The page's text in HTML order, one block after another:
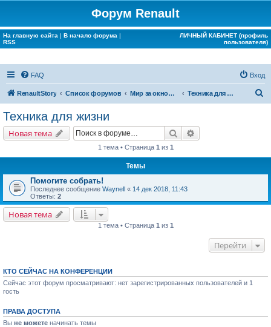
Форум Renault
На главную сайта | В начало форума |
RSS
ЛИЧНЫЙ КАБИНЕТ (профиль
пользователя)
FAQ Вход
RenaultStory Список форумов Мир за окном Renault Техника для жизни
Техника для жизни
Новая тема Поиск
1 тема • Страница 1 из 1
Темы
Помогите собрать!
Последнее сообщение Waynell « 14 дек 2018, 11:43
Ответы: 2
Новая тема
1 тема • Страница 1 из 1
Перейти
КТО СЕЙЧАС НА КОНФЕРЕНЦИИ
Сейчас этот форум просматривают: нет зарегистрированных пользователей и 1
гость
ПРАВА ДОСТУПА
Вы не можете начинать темы